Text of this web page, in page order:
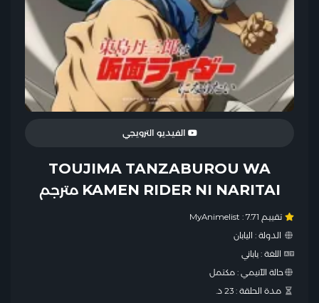
الفيديو الترويجي
TOUJIMA TANZABUROU WA
KAMEN RIDER NI NARITAI مترجم
تقييم MyAnimelist : 7.71
الدولة : اليابان
اللغة :ياباني
حالة الآنيمي :مكتمل
مدة الحلقة :23 د.